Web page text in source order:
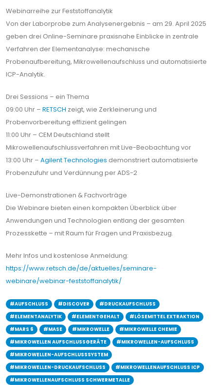
Webinarreihe zur Feststoffanalytik
Von der Laborprobe zum Analysenergebnis – am 29. April 2025
geben drei Online-Seminare praxisnahe Einblicke in zentrale
Verfahren der Elementanalyse: mechanische
Probenaufbereitung, Mikrowellenaufschluss und automatisierte
ICP-Analytik.
Drei Sessions – ein Thema
09:00 Uhr – RETSCH zeigt, wie Zerkleinerung und
Probenvorbereitung effizient gelingen
11:00 Uhr – CEM Deutschland stellt
Mikrowellenaufschlussverfahren mit Live-Beobachtung vor
13:00 Uhr – Agilent Technologies demonstriert automatisierte
Probenzufuhr und Verdünnung per ADS-2
Live-Demonstrationen & Fachvorträge
Die Webinare bieten einen kompakten Überblick über
Anwendungen und Technologien entlang der gesamten
Prozesskette – mit Raum für Fragen und Praxisbezug.
Mehr Infos und kostenlose Anmeldung:
https://www.retsch.de/de/aktuelles/seminare-
webinare/webinar-feststoffanalytik/
#AUFSCHLUSS #DISCOVER
#DRUCKAUFSCHLUSS
#ELEMENTANALYTIK
#ELEMENTGEHALT
#LÖSEMITTEL EXTRAKTION
#MARS 6
#MASE #MIKROWELLE
#MIKROWELLE CHEMIE
#MIKROWELLEN AUFSCHLUSSGERÄTE
#MIKROWELLEN-AUFSCHLUSS
#MIKROWELLEN-AUFSCHLUSSSYSTEM
#MIKROWELLEN-DRUCKAUFSCHLUSS
#MIKROWELLENAUFSCHLUSS ICP
#MIKROWELLENAUFSCHLUSS SCHWERMETALLE